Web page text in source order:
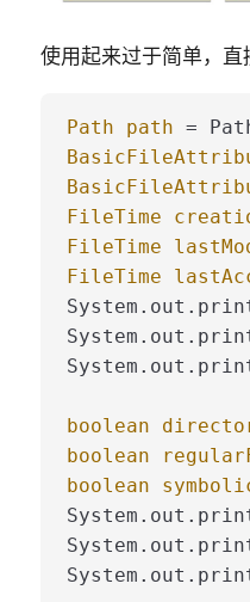
使用起来过于简单，直
Path path =
FileTime
FileTime
FileTime
boolean
boolean
boolean